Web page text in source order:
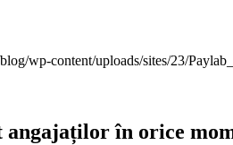
angajaților în orice